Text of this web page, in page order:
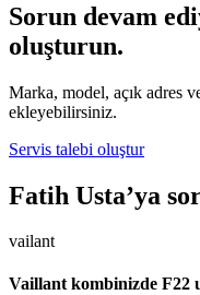
Sorun devam
oluşturun.
Marka, model, açık adres
ekleyebilirsiniz.
Servis talebi oluştur
Fatih Usta’ya
vailant
Vaillant kombinizde F22